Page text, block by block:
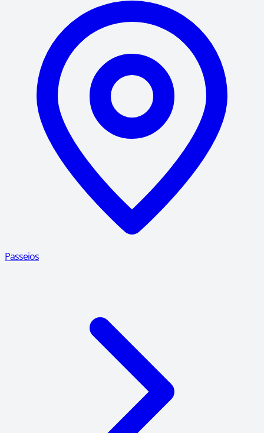
Passeios